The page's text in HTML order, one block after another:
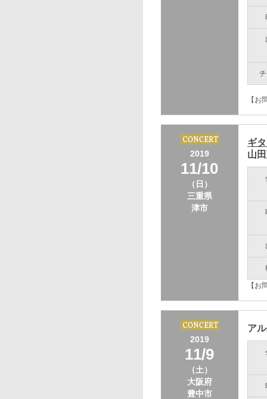
【
2019
11/10
（日）
三重県
津市
ギ
山
【
2019
11/9
（土）
大阪府
豊中市
ア